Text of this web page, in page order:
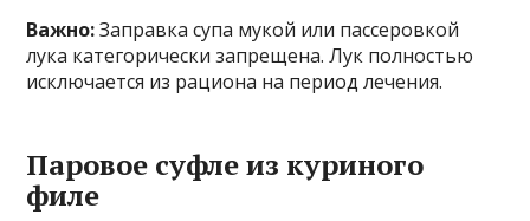
Важно:Заправка супа мукой или пассеровкой
лука категорически запрещена. Лук полностью
исключается из рациона на период лечения.
Паровое суфле из куриного
филе